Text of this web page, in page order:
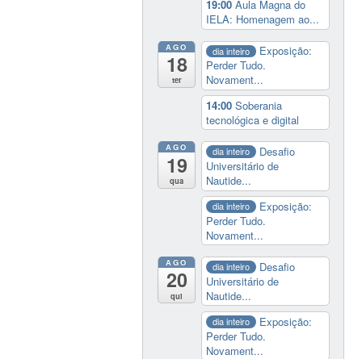
19:00Aula Magna do
IELA: Homenagem ao...
AGO
18
ter
dia inteiro
Exposição:
Perder Tudo.
Novament...
14:00Soberania
tecnológica e digital
AGO
19
qua
dia inteiro
Desafio
Universitário de
Nautide...
dia inteiro
Exposição:
Perder Tudo.
Novament...
AGO
20
qui
dia inteiro
Desafio
Universitário de
Nautide...
dia inteiro
Exposição:
Perder Tudo.
Novament...